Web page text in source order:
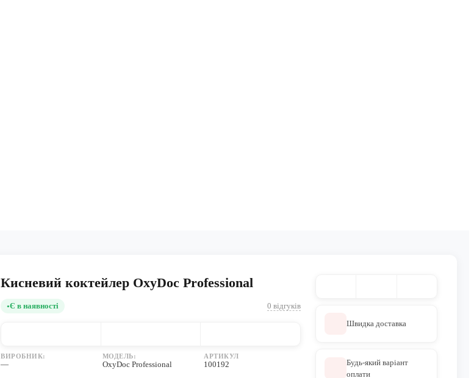
Кисневий коктейлер OxyDoc Professional
Є в наявності 0 відгуків
ВИРОБНИК:
—
МОДЕЛЬ:
OxyDoc Professional
АРТИКУЛ
100192
Швидка доставка
Будь-який варіант
оплати